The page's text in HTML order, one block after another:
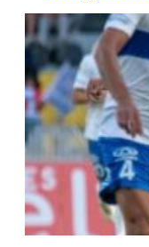
Platense x Boca
escalações –